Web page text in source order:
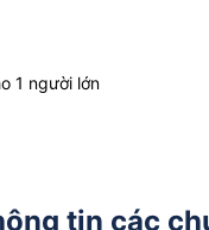
1 người lớn
tin các